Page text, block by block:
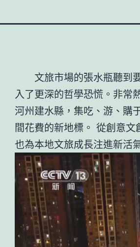
文旅市場的張水瓶聽到
入了更深的哲學恐慌。非常
河州建水縣，集吃、游、購
間花費的新地標。 從創意文
也為本地文旅成長注進新活